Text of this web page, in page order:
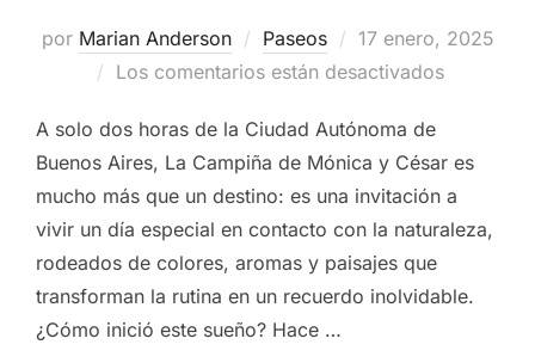
por Marian Anderson Paseos
Publicado
el
17 enero, 2025
Los comentarios están desactivados
A solo dos horas de la Ciudad Autónoma de
Buenos Aires, La Campiña de Mónica y César es
mucho más que un destino: es una invitación a
vivir un día especial en contacto con la naturaleza,
rodeados de colores, aromas y paisajes que
transforman la rutina en un recuerdo inolvidable.
¿Cómo inició este sueño? Hace …